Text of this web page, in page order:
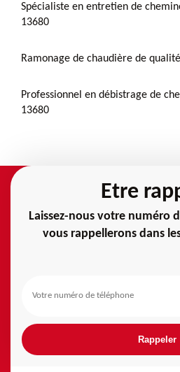
Spécialiste en entretien de
13680
Ramonage de chaudière de
Professionnel en débistrage de
13680
Etre
Laissez-nous votre numéro
vous rappellerons dans